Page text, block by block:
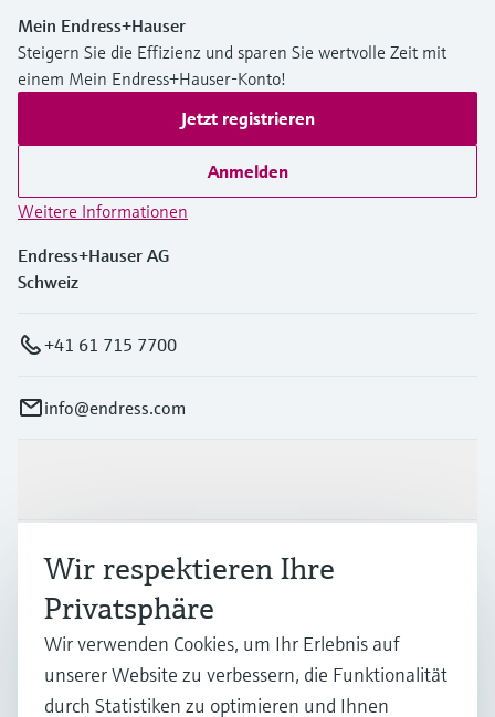
Mein Endress+Hauser
Steigern Sie die Effizienz und sparen Sie wertvolle Zeit mit
einem Mein Endress+Hauser-Konto!
Jetzt registrieren
Anmelden
Weitere Informationen
Endress+Hauser AG
Schweiz
+41 61 715 7700
info@endress.com
Branchen
Support
Wir respektieren Ihre
Privatsphäre
Wir verwenden Cookies, um Ihr Erlebnis auf
unserer Website zu verbessern, die Funktionalität
durch Statistiken zu optimieren und Ihnen